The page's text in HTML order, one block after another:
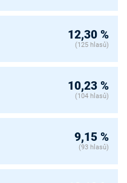
12,30 %
(125 hlasů)
10,23 %
(104 hlasů)
9,15 %
(93 hlasů)